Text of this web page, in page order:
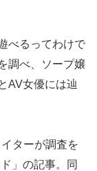
べるってわけで
調べ、ソープ嬢
AV女優には辿
ターが調査を
」の記事。同